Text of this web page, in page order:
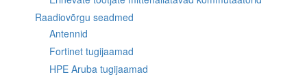
Raadiovõrgu seadmed
Antennid
Fortinet tugijaamad
HPE Aruba tugijaamad